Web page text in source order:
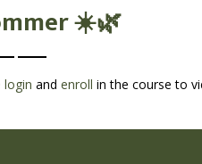
☀️🌿
login and enroll in the course to